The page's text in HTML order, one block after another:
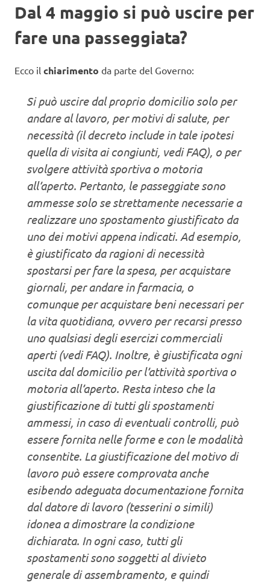
Dal 4 maggio si può uscire per
fare una passeggiata?
Ecco il chiarimento da parte del Governo:
Si può uscire dal proprio domicilio solo per
andare al lavoro, per motivi di salute, per
necessità (il decreto include in tale ipotesi
quella di visita ai congiunti, vedi FAQ), o per
svolgere attività sportiva o motoria
all’aperto. Pertanto, le passeggiate sono
ammesse solo se strettamente necessarie a
realizzare uno spostamento giustificato da
uno dei motivi appena indicati. Ad esempio,
è giustificato da ragioni di necessità
spostarsi per fare la spesa, per acquistare
giornali, per andare in farmacia, o
comunque per acquistare beni necessari per
la vita quotidiana, ovvero per recarsi presso
uno qualsiasi degli esercizi commerciali
aperti (vedi FAQ). Inoltre, è giustificata ogni
uscita dal domicilio per l’attività sportiva o
motoria all’aperto. Resta inteso che la
giustificazione di tutti gli spostamenti
ammessi, in caso di eventuali controlli, può
essere fornita nelle forme e con le modalità
consentite. La giustificazione del motivo di
lavoro può essere comprovata anche
esibendo adeguata documentazione fornita
dal datore di lavoro (tesserini o simili)
idonea a dimostrare la condizione
dichiarata. In ogni caso, tutti gli
spostamenti sono soggetti al divieto
generale di assembramento, e quindi